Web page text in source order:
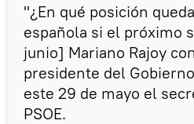
"¿En qué posición
española si el próximo
junio] Mariano Rajoy
presidente del
este 29 de mayo el
PSOE.